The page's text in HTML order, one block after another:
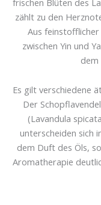
zählt zu den
Aus
zwischen Yin und
dem
Es gilt verschiedene
Der
(Lavandula
unterscheiden sich
dem Duft des Öls,
Aromatherapie